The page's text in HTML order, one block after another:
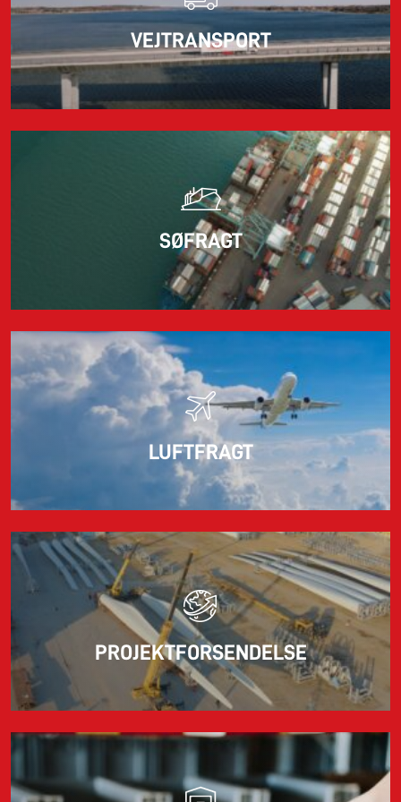
11.06.2026
Markedet for import af containere fra Asien til Europa er
fortsat under pres.
Læs mere
VEJTRANSPORT
SØFRAGT
LUFTFRAGT
PROJEKTFORSENDELSE